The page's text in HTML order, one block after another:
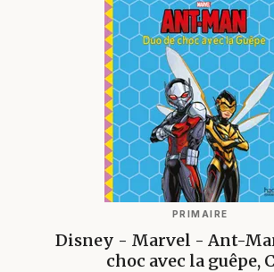
PRIMAIRE
Disney - Marvel - Ant-
choc avec la guêpe,